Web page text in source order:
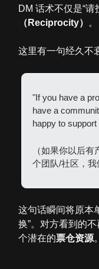
DM 话术不仅是“请
（Reciprocity）
。
这里有一句经久不
"If you have a
have a
happy to support
（如果你以后
个团队/社区，我
这句话瞬间将原本
换”。对方看到的
个潜在的票仓资源。